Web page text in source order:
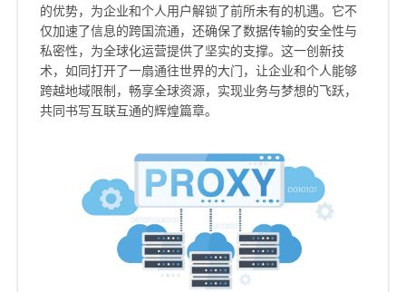
的优势，为企业和个人用户解锁了前所未有的机遇。它不
仅加速了信息的跨国流通，还确保了数据传输的安全性与
私密性，为全球化运营提供了坚实的支撑。这一创新技
术，如同打开了一扇通往世界的大门，让企业和个人能够
跨越地域限制，畅享全球资源，实现业务与梦想的飞跃，
共同书写互联互通的辉煌篇章。